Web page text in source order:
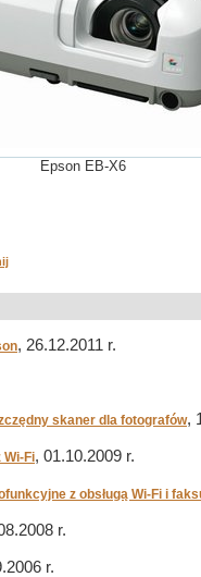
Epson EB-X6
, 26.12.2011 r.
skaner dla fotografów,
Wi-Fi, 01.10.2009 r.
z obsługą Wi-Fi i
r.
r.